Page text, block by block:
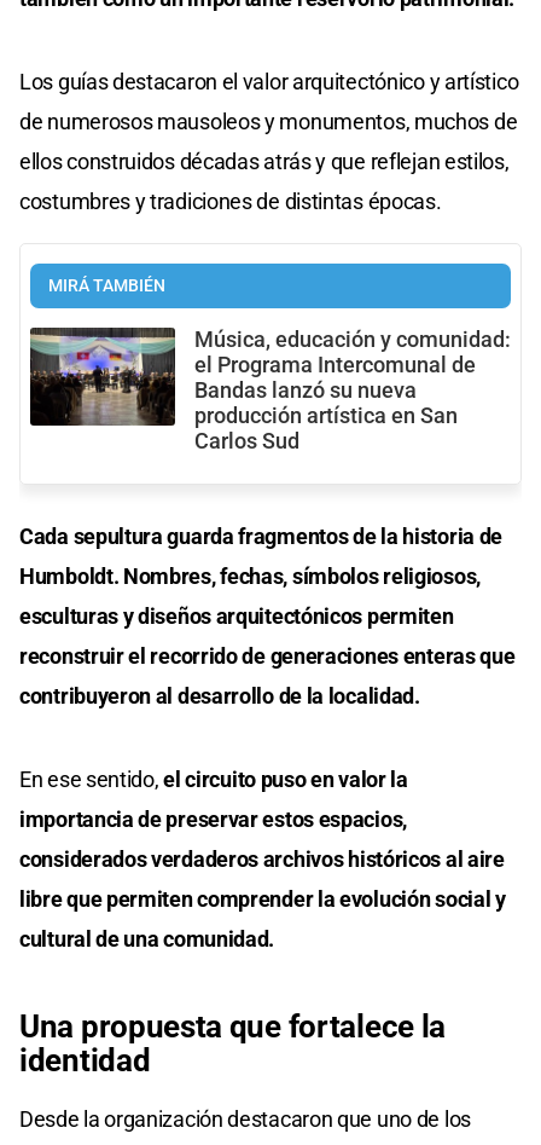
Los guías destacaron el valor arquitectónico y artístico
de numerosos mausoleos y monumentos, muchos de
ellos construidos décadas atrás y que reflejan estilos,
costumbres y tradiciones de distintas épocas.
MIRÁ TAMBIÉN
Música, educación y comunidad:
el Programa Intercomunal de
Bandas lanzó su nueva
producción artística en San
Carlos Sud
Cada sepultura guarda fragmentos de la historia de
Humboldt. Nombres, fechas, símbolos religiosos,
esculturas y diseños arquitectónicos permiten
reconstruir el recorrido de generaciones enteras que
contribuyeron al desarrollo de la localidad.
En ese sentido,el circuito puso en valor la
importancia de preservar estos espacios,
considerados verdaderos archivos históricos al aire
libre que permiten comprender la evolución social y
cultural de una comunidad.
Una propuesta que fortalece la
identidad
Desde la organización destacaron que uno de los